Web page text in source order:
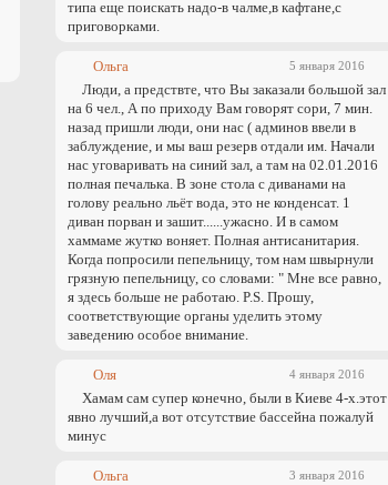
типа еще поискать надо-в чалме,в кафтане,с
приговорками.
5 января 2016
Ольга
Люди, а предствте, что Вы заказали большой зал
на 6 чел., А по приходу Вам говорят сори, 7 мин.
назад пришли люди, они нас ( админов ввели в
заблуждение, и мы ваш резерв отдали им. Начали
нас уговаривать на синий зал, а там на 02.01.2016
полная печалька. В зоне стола с диванами на
голову реально льёт вода, это не конденсат. 1
диван порван и зашит......ужасно. И в самом
хаммаме жутко воняет. Полная антисанитария.
Когда попросили пепельницу, том нам швырнули
грязную пепельницу, со словами: " Мне все равно,
я здесь больше не работаю. P.S. Прошу,
соответствующие органы уделить этому
заведению особое внимание.
4 января 2016
Оля
Хамам сам супер конечно, были в Киеве 4-х.этот
явно лучший,а вот отсутствие бассейна пожалуй
минус
3 января 2016
Ольга